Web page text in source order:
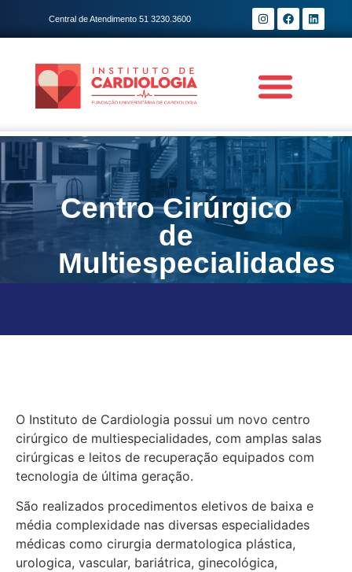
Central de Atendimento 51 3230.3600
Centro Cirúrgico
de
Multiespecialidades
O Instituto de Cardiologia possui um novo centro
cirúrgico de multiespecialidades, com amplas salas
cirúrgicas e leitos de recuperação equipados com
tecnologia de última geração.
São realizados procedimentos eletivos de baixa e
média complexidade nas diversas especialidades
médicas como cirurgia dermatologica plástica,
urologica, vascular, bariátrica, ginecológica,